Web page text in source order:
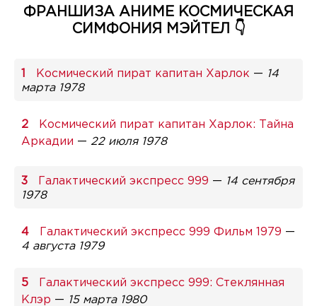
ФРАНШИЗА АНИМЕ КОСМИЧЕСКАЯ
СИМФОНИЯ МЭЙТЕЛ 👇
Космический пират капитан Харлок — 14
марта 1978
Космический пират капитан Харлок: Тайна
Аркадии — 22 июля 1978
Галактический экспресс 999 — 14 сентября
1978
Галактический экспресс 999 Фильм 1979 —
4 августа 1979
Галактический экспресс 999: Стеклянная
Клэр — 15 марта 1980